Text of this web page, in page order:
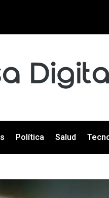
Política Salud